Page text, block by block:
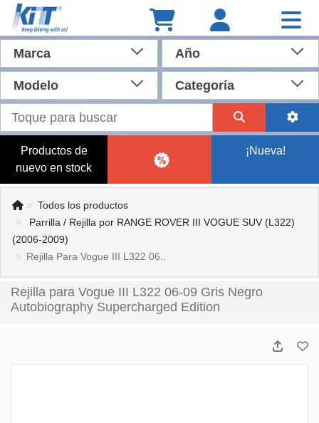
Marca Año
Modelo Categoría
Productos de
nuevo en stock
¡Nueva!
Todos los productos
Parrilla / Rejilla por RANGE ROVER III VOGUE SUV (L322)
(2006-2009)
Rejilla Para Vogue III L322 06..
Rejilla para Vogue III L322 06-09 Gris Negro
Autobiography Supercharged Edition